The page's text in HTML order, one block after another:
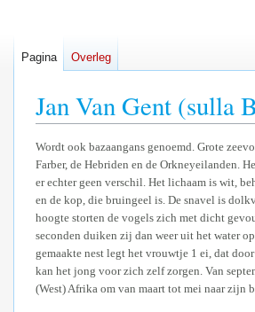
Jan Van Gent (sulla
Naar
navigatie
springen
Naar
zoeken
springen
Wordt ook bazaangans genoemd. Grote
Farber, de Hebriden en de Orkneyeilanden.
er echter geen verschil. Het lichaam is wit,
en de kop, die bruingeel is. De snavel is
hoogte storten de vogels zich met dicht
seconden duiken zij dan weer uit het water
gemaakte nest legt het vrouwtje 1 ei, dat
kan het jong voor zich zelf zorgen. Van
(West) Afrika om van maart tot mei naar zijn
Pagina Overleg